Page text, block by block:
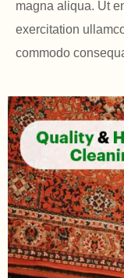
magna aliqua. Ut
exercitation
commodo